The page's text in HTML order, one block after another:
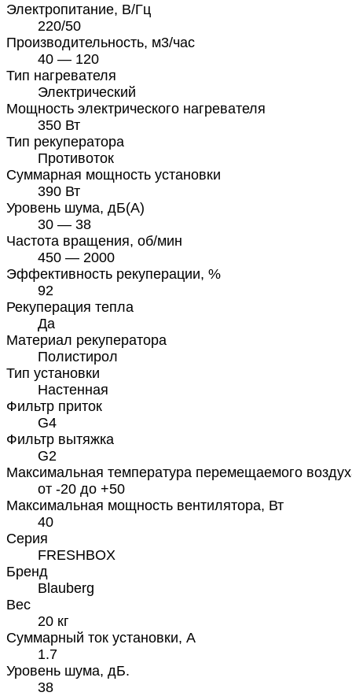
Электропитание, В/Гц
220/50
Производительность, м3/час
40 — 120
Тип нагревателя
Электрический
Мощность электрического нагревателя
350 Вт
Тип рекуператора
Противоток
Суммарная мощность установки
390 Вт
Уровень шума, дБ(А)
30 — 38
Частота вращения, об/мин
450 — 2000
Эффективность рекуперации, %
92
Рекуперация тепла
Да
Материал рекуператора
Полистирол
Тип установки
Настенная
Фильтр приток
G4
Фильтр вытяжка
G2
Максимальная температура перемещаемого
от -20 до +50
Максимальная мощность вентилятора, Вт
40
Серия
FRESHBOX
Бренд
Blauberg
Вес
20 кг
Суммарный ток установки, А
1.7
Уровень шума, дБ.
38